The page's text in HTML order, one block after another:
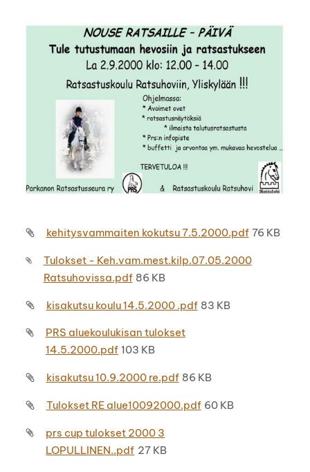
kehitysvammaiten kokutsu 7.5.2000.pdf 76 KB
Tulokset - Keh.vam.mest.kilp.07.05.2000
Ratsuhovissa.pdf 86 KB
kisakutsu koulu 14.5.2000 .pdf 83 KB
PRS aluekoulukisan tulokset
14.5.2000.pdf 103 KB
kisakutsu 10.9.2000 re.pdf 86 KB
Tulokset RE alue10092000.pdf 60 KB
prs cup tulokset 2000 3
LOPULLINEN..pdf 27 KB